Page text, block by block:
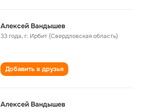
Алексей Вандышев
33 года,г. Ирбит (Свердловская область)
Добавить в друзья
Алексей Вандышев